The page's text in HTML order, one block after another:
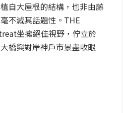
自大屋根的結構，也非由藤
不減其話題性。THE
坐擁絕佳視野，佇立於
橋與對岸神戶市景盡收眼